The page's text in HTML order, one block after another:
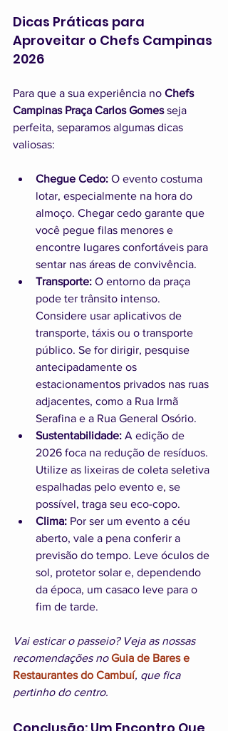
Dicas Práticas para
Aproveitar o Chefs Campinas
2026
Para que a sua experiência no Chefs
Campinas Praça Carlos Gomes seja
perfeita, separamos algumas dicas
valiosas:
Chegue Cedo: O evento costuma
lotar, especialmente na hora do
almoço. Chegar cedo garante que
você pegue filas menores e
encontre lugares confortáveis para
sentar nas áreas de convivência.
Transporte: O entorno da praça
pode ter trânsito intenso.
Considere usar aplicativos de
transporte, táxis ou o transporte
público. Se for dirigir, pesquise
antecipadamente os
estacionamentos privados nas ruas
adjacentes, como a Rua Irmã
Serafina e a Rua General Osório.
Sustentabilidade: A edição de
2026 foca na redução de resíduos.
Utilize as lixeiras de coleta seletiva
espalhadas pelo evento e, se
possível, traga seu eco-copo.
Clima: Por ser um evento a céu
aberto, vale a pena conferir a
previsão do tempo. Leve óculos de
sol, protetor solar e, dependendo
da época, um casaco leve para o
fim de tarde.
Vai esticar o passeio? Veja as nossas
recomendações no Guia de Bares e
Restaurantes do Cambuí, que fica
pertinho do centro.